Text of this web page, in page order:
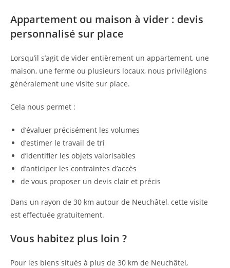
Appartement ou maison à vider : devis
personnalisé sur place
Lorsqu’il s’agit de vider entièrement un appartement, une
maison, une ferme ou plusieurs locaux, nous privilégions
généralement une visite sur place.
Cela nous permet :
d’évaluer précisément les volumes
d’estimer le travail de tri
d’identifier les objets valorisables
d’anticiper les contraintes d’accès
de vous proposer un devis clair et précis
Dans un rayon de 30 km autour de Neuchâtel, cette visite
est effectuée gratuitement.
Vous habitez plus loin ?
Pour les biens situés à plus de 30 km de Neuchâtel,